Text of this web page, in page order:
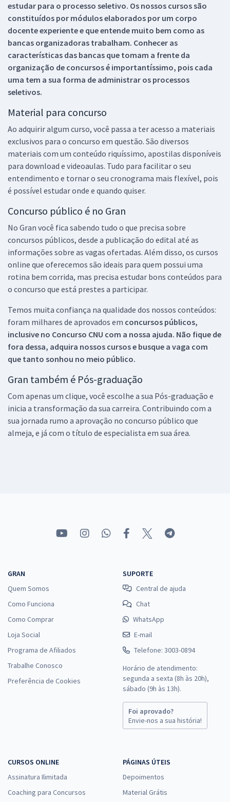
estudar para o processo seletivo. Os nossos cursos são
constituídos por módulos elaborados por um corpo
docente experiente e que entende muito bem como as
bancas organizadoras trabalham. Conhecer as
características das bancas que tomam a frente da
organização de concursos é importantíssimo, pois cada
uma tem a sua forma de administrar os processos
seletivos.
Material para concurso
Ao adquirir algum curso, você passa a ter acesso a materiais
exclusivos para o concurso em questão. São diversos
materiais com um conteúdo riquíssimo, apostilas disponíveis
para download e videoaulas. Tudo para facilitar o seu
entendimento e tornar o seu cronograma mais flexível, pois
é possível estudar onde e quando quiser.
Concurso público é no Gran
No Gran você fica sabendo tudo o que precisa sobre
concursos públicos, desde a publicação do edital até as
informações sobre as vagas ofertadas. Além disso, os cursos
online que oferecemos são ideais para quem possui uma
rotina bem corrida, mas precisa estudar bons conteúdos para
o concurso que está prestes a participar.
Temos muita confiança na qualidade dos nossos conteúdos:
foram milhares de aprovados em concursos públicos,
inclusive no Concurso CNU com a nossa ajuda. Não fique de
fora dessa, adquira nossos cursos e busque a vaga com
que tanto sonhou no meio público.
Gran também é Pós-graduação
Com apenas um clique, você escolhe a sua Pós-graduação e
inicia a transformação da sua carreira. Contribuindo com a
sua jornada rumo a aprovação no concurso público que
almeja, e já com o título de especialista em sua área.
GRAN
Quem Somos
Como Funciona
Como Comprar
Loja Social
Programa de Afiliados
Trabalhe Conosco
Preferência de Cookies
SUPORTE
Central de ajuda
Chat
WhatsApp
E-mail
Telefone: 3003-0894
Horário de atendimento:
segunda a sexta (8h às 20h),
sábado (9h às 13h).
Foi aprovado?
Envie-nos a sua história!
CURSOS ONLINE
Assinatura Ilimitada
Coaching para Concursos
PÁGINAS ÚTEIS
Depoimentos
Material Grátis